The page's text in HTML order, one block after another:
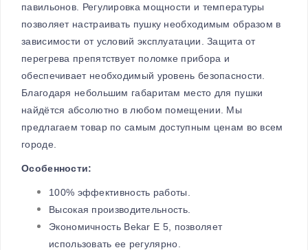
павильонов. Регулировка мощности и температуры
позволяет настраивать пушку необходимым образом в
зависимости от условий эксплуатации. Защита от
перегрева препятствует поломке прибора и
обеспечивает необходимый уровень безопасности.
Благодаря небольшим габаритам место для пушки
найдётся абсолютно в любом помещении. Мы
предлагаем товар по самым доступным ценам во всем
городе.
Особенности:
100% эффективность работы.
Высокая производительность.
Экономичность Bekar E 5, позволяет
использовать ее регулярно.